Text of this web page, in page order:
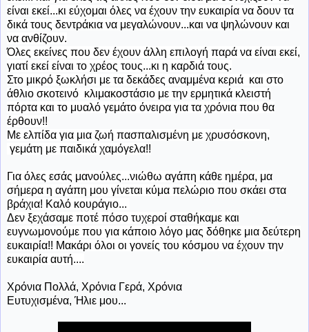
είναι εκεί...κι εύχομαι όλες να έχουν την ευκαιρία να δουν τα
δικά τους δεντράκια να μεγαλώνουν...και να ψηλώνουν και
να ανθίζουν.
Όλες εκείνες που δεν έχουν άλλη επιλογή παρά να είναι εκεί,
γιατί εκεί είναι το χρέος τους...κι η καρδιά τους.
Στο μικρό ξωκλήσι με τα δεκάδες αναμμένα κεριά και στο
άθλιο σκοτεινό κλιμακοστάσιο με την ερμητικά κλειστή
πόρτα και το μυαλό γεμάτο όνειρα για τα χρόνια που θα
έρθουν!!
Με ελπίδα για μια ζωή πασπαλισμένη με χρυσόσκονη,
γεμάτη με παιδικά χαμόγελα!!
Για όλες εσάς μανούλες...νιώθω αγάπη κάθε ημέρα, μα
σήμερα η αγάπη μου γίνεται κύμα πελώριο που σκάει στα
βράχια! Καλό κουράγιο...
Δεν ξεχάσαμε ποτέ πόσο τυχεροί σταθήκαμε και
ευγνωμονούμε που για κάποιο λόγο μας δόθηκε μια δεύτερη
ευκαιρία!! Μακάρι όλοι οι γονείς του κόσμου να έχουν την
ευκαιρία αυτή....
Χρόνια Πολλά, Χρόνια Γερά, Χρόνια
Ευτυχισμένα, Ήλιε μου...